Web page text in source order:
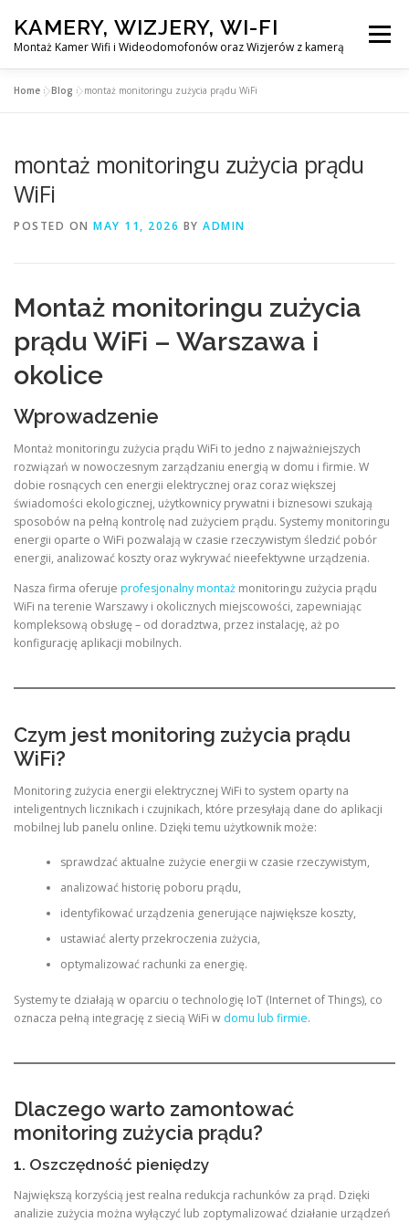
content
KAMERY, WIZJERY, WI-FI
Montaż Kamer Wifi i Wideodomofonów oraz Wizjerów z kamerą
Menu
MONTAŻ WIDEDOMOFONÓW
KONTAKT
PL
Home »Blog »montaż monitoringu zużycia prądu WiFi
montaż monitoringu zużycia prądu
WiFi
POSTED ON MAY 11, 2026 BY ADMIN
Montaż monitoringu zużycia
prądu WiFi – Warszawa i
okolice
Wprowadzenie
Montaż monitoringu zużycia prądu WiFi to jedno z najważniejszych
rozwiązań w nowoczesnym zarządzaniu energią w domu i firmie. W
dobie rosnących cen energii elektrycznej oraz coraz większej
świadomości ekologicznej, użytkownicy prywatni i biznesowi szukają
sposobów na pełną kontrolę nad zużyciem prądu. Systemy monitoringu
energii oparte o WiFi pozwalają w czasie rzeczywistym śledzić pobór
energii, analizować koszty oraz wykrywać nieefektywne urządzenia.
Nasza firma oferuje profesjonalny montaż monitoringu zużycia prądu
WiFi na terenie Warszawy i okolicznych miejscowości, zapewniając
kompleksową obsługę – od doradztwa, przez instalację, aż po
konfigurację aplikacji mobilnych.
Czym jest monitoring zużycia prądu
WiFi?
Monitoring zużycia energii elektrycznej WiFi to system oparty na
inteligentnych licznikach i czujnikach, które przesyłają dane do aplikacji
mobilnej lub panelu online. Dzięki temu użytkownik może:
sprawdzać aktualne zużycie energii w czasie rzeczywistym,
analizować historię poboru prądu,
identyfikować urządzenia generujące największe koszty,
ustawiać alerty przekroczenia zużycia,
optymalizować rachunki za energię.
Systemy te działają w oparciu o technologię IoT (Internet of Things), co
oznacza pełną integrację z siecią WiFi w domu lub firmie.
Dlaczego warto zamontować
monitoring zużycia prądu?
1. Oszczędność pieniędzy
Największą korzyścią jest realna redukcja rachunków za prąd. Dzięki
analizie zużycia można wyłączyć lub zoptymalizować działanie urządzeń